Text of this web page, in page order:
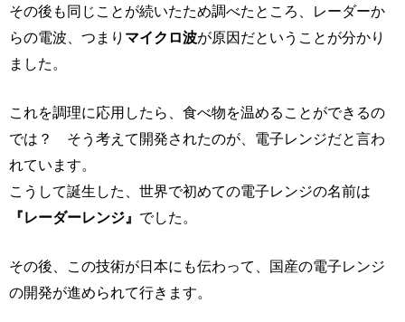
その後も同じことが続いたため調べたところ、レーダーか
らの電波、つまり マイクロ波が原因だということが分かり
ました。
これを調理に応用したら、食べ物を温めることができるの
では？ そう考えて開発されたのが、電子レンジだと言わ
れています。
こうして誕生した、世界で初めての電子レンジの名前は
『レーダーレンジ』 でした。
その後、この技術が日本にも伝わって、国産の電子レンジ
の開発が進められて行きます。